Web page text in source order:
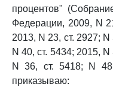
процентов"
Федерации, 2009, N
2013, N 23, ст. 2927;
N 40, ст. 5434; 2015,
N 36, ст. 5418; N
приказываю: